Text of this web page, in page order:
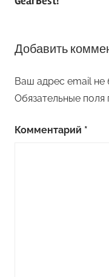
Добавить
Ваш адрес email не
Обязательные поля
Комментарий *